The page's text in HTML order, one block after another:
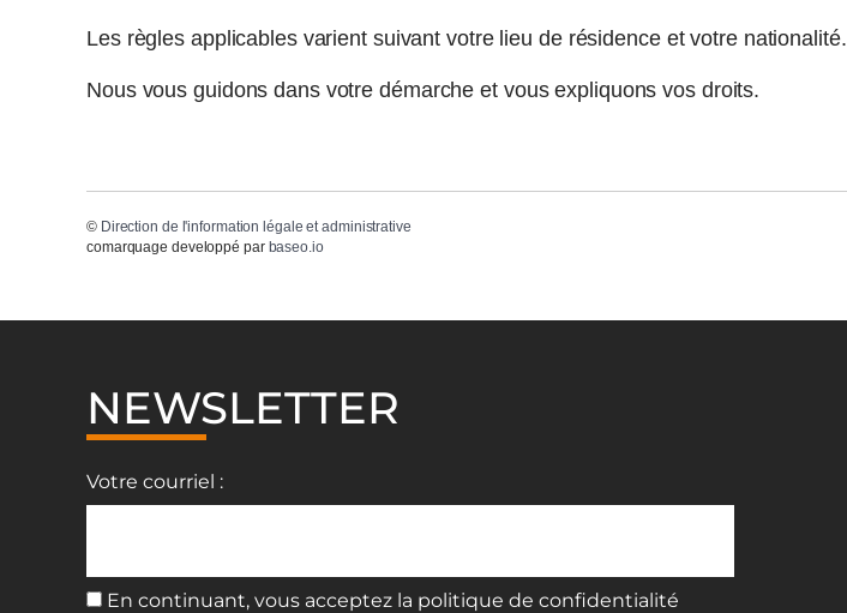
Les règles applicables varient suivant votre lieu de résidence et votre nationalité.
Nous vous guidons dans votre démarche et vous expliquons vos droits.
© Direction de l'information légale et administrative
comarquage developpé par baseo.io
NEWSLETTER
Votre courriel :
En continuant, vous acceptez la politique de confidentialité